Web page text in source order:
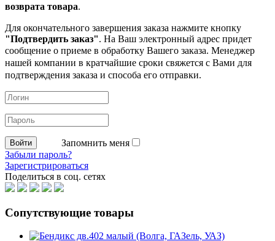
возврата товара.
Для окончательного завершения заказа нажмите кнопку
"Подтвердить заказ". На Ваш электронный адрес придет
сообщение о приеме в обработку Вашего заказа. Менеджер
нашей компании в кратчайшие сроки свяжется с Вами для
подтверждения заказа и способа его отправки.
Запомнить меня
Забыли пароль?
Зарегистрироваться
Поделиться в соц. сетях
Сопутствующие товары